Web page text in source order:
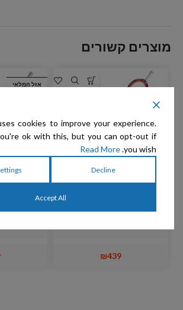
מוצרים קשורים
Rose Line WITTE Group
₪439
אזל המלאי
Group
cookies to improve your experience.
ok with this, but you can opt-out if
you wish.
Read More
Decline
Accept All